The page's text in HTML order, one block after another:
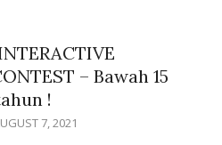
– Bawah 15
!
7, 2021